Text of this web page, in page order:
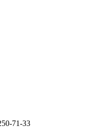
71-33